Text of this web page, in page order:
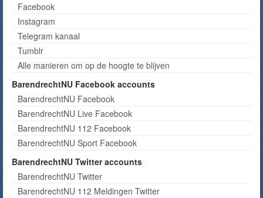
Facebook
Instagram
Telegram kanaal
Tumblr
Alle manieren om op de hoogte te blijven
BarendrechtNU Facebook accounts
BarendrechtNU Facebook
BarendrechtNU Live Facebook
BarendrechtNU 112 Facebook
BarendrechtNU Sport Facebook
BarendrechtNU Twitter accounts
BarendrechtNU Twitter
BarendrechtNU 112 Meldingen Twitter